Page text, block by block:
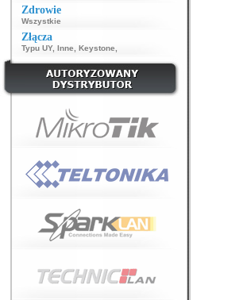
Zdrowie
Wszystkie
Złącza
Typu UY, Inne Keystone